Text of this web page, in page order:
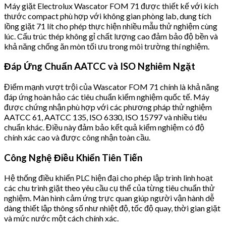
Máy giặt Electrolux Wascator FOM 71 được thiết kế với kích
thước compact phù hợp với không gian phòng lab, dung tích
lồng giặt 71 lít cho phép thực hiện nhiều mẫu thử nghiệm cùng
lúc. Cấu trúc thép không gỉ chất lượng cao đảm bảo độ bền và
khả năng chống ăn mòn tối ưu trong môi trường thí nghiệm.
Đáp Ứng Chuẩn AATCC và ISO Nghiêm Ngặt
Điểm mạnh vượt trội của Wascator FOM 71 chính là khả năng
đáp ứng hoàn hảo các tiêu chuẩn kiểm nghiệm quốc tế. Máy
được chứng nhận phù hợp với các phương pháp thử nghiệm
AATCC 61, AATCC 135, ISO 6330, ISO 15797 và nhiều tiêu
chuẩn khác. Điều này đảm bảo kết quả kiểm nghiệm có độ
chính xác cao và được công nhận toàn cầu.
Công Nghệ Điều Khiển Tiên Tiến
Hệ thống điều khiển PLC hiện đại cho phép lập trình linh hoạt
các chu trình giặt theo yêu cầu cụ thể của từng tiêu chuẩn thử
nghiệm. Màn hình cảm ứng trực quan giúp người vận hành dễ
dàng thiết lập thông số như nhiệt độ, tốc độ quay, thời gian giặt
và mức nước một cách chính xác.